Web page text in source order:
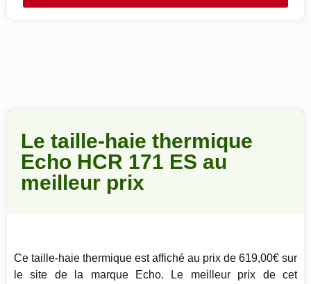
Le taille-haie thermique
Echo HCR 171 ES au
meilleur prix
Ce taille-haie thermique est affiché au prix de 619,00€ sur
le site de la marque Echo. Le meilleur prix de cet